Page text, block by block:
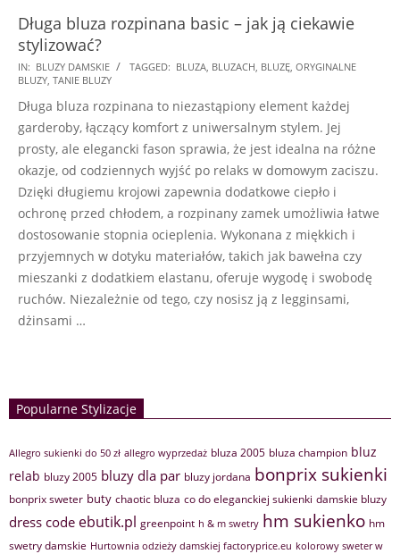
Długa bluza rozpinana basic – jak ją ciekawie
stylizować?
2024-
12-
27
IN: BLUZY DAMSKIE TAGGED: BLUZA, BLUZACH, BLUZĘ, ORYGINALNE
BLUZY, TANIE BLUZY
Długa bluza rozpinana to niezastąpiony element każdej
garderoby, łączący komfort z uniwersalnym stylem. Jej
prosty, ale elegancki fason sprawia, że jest idealna na różne
okazje, od codziennych wyjść po relaks w domowym zaciszu.
Dzięki długiemu krojowi zapewnia dodatkowe ciepło i
ochronę przed chłodem, a rozpinany zamek umożliwia łatwe
dostosowanie stopnia ocieplenia. Wykonana z miękkich i
przyjemnych w dotyku materiałów, takich jak bawełna czy
mieszanki z dodatkiem elastanu, oferuje wygodę i swobodę
ruchów. Niezależnie od tego, czy nosisz ją z legginsami,
dżinsami …
Popularne Stylizacje
Allegro sukienki do 50 zł allegro wyprzedaż bluza 2005 bluza champion bluz
relab bluzy 2005 bluzy dla par bluzy jordana bonprix sukienki
bonprix sweter buty chaotic bluza co do eleganckiej sukienki damskie bluzy
dress code ebutik.pl greenpoint h & m swetry hm sukienko hm
swetry damskie Hurtownia odzieży damskiej factoryprice.eu kolorowy sweter w